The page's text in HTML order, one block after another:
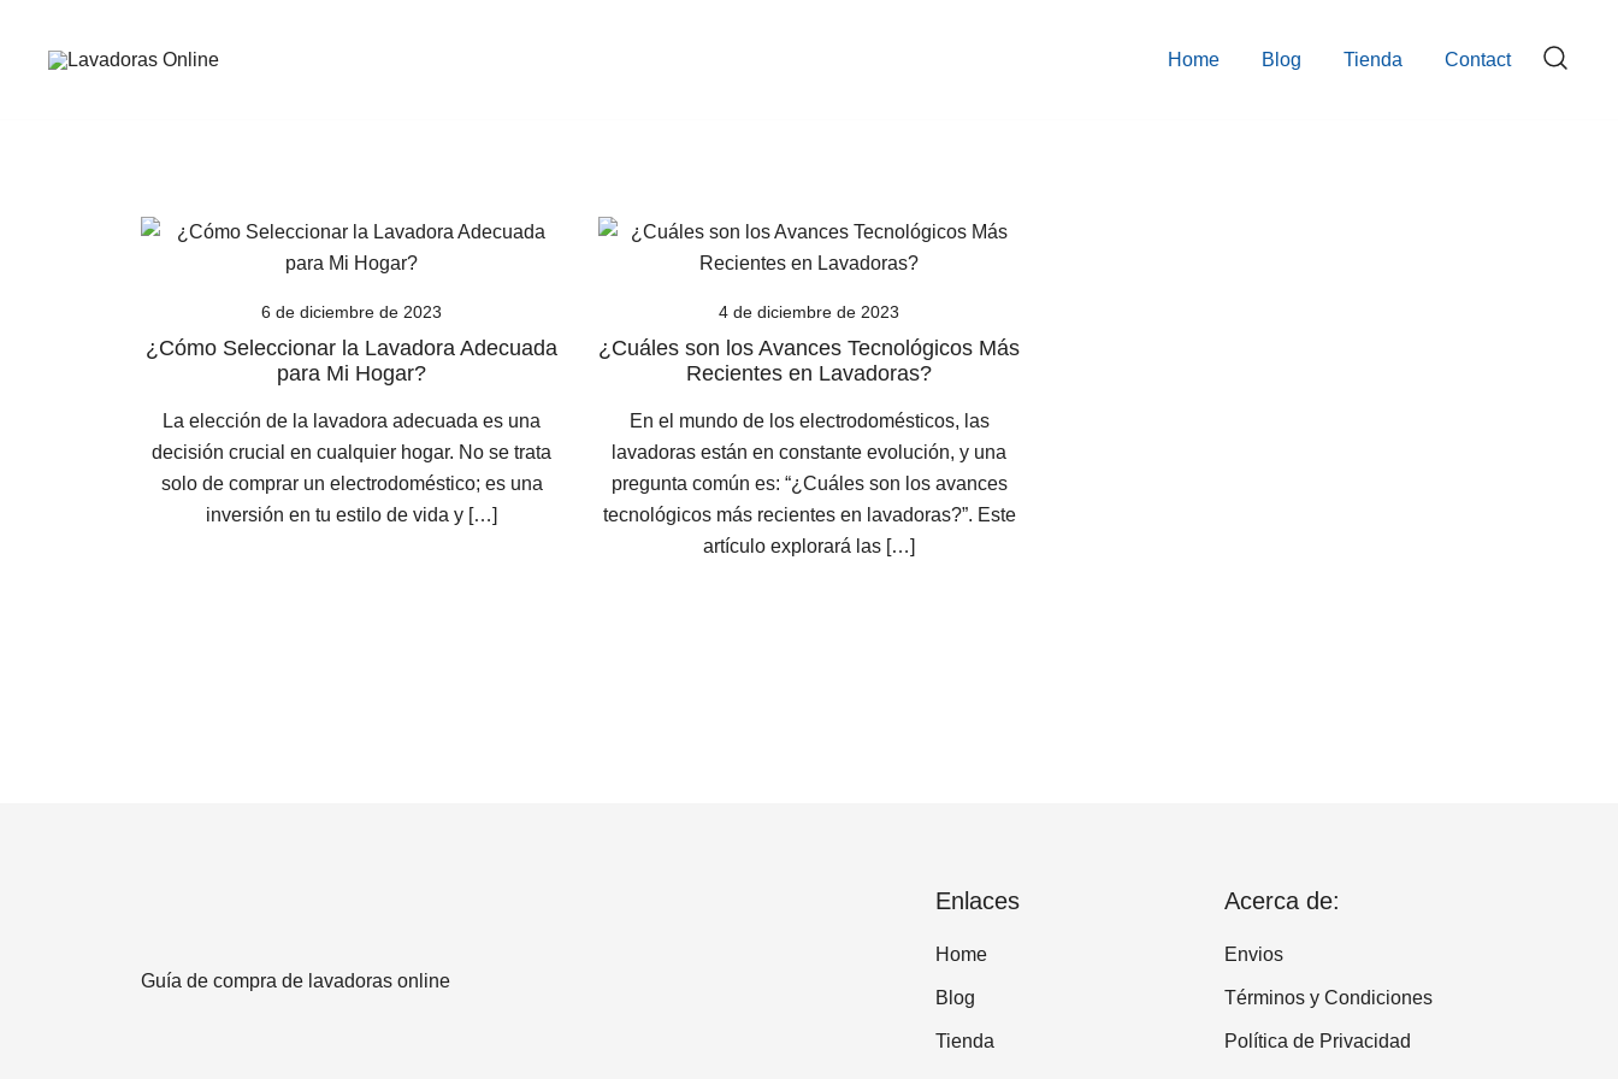
contenido
Home Blog Tienda Contact
6 de diciembre de 2023
¿Cómo Seleccionar la Lavadora Adecuada
para Mi Hogar?
La elección de la lavadora adecuada es una
decisión crucial en cualquier hogar. No se trata
solo de comprar un electrodoméstico; es una
inversión en tu estilo de vida y […]
4 de diciembre de 2023
¿Cuáles son los Avances Tecnológicos Más
Recientes en Lavadoras?
En el mundo de los electrodomésticos, las
lavadoras están en constante evolución, y una
pregunta común es: “¿Cuáles son los avances
tecnológicos más recientes en lavadoras?”. Este
artículo explorará las […]
Guía de compra de lavadoras online
Enlaces
Home
Blog
Tienda
Acerca de:
Envios
Términos y Condiciones
Política de Privacidad